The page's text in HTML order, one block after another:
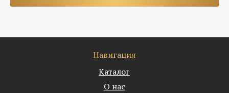
Навигация
Каталог
О нас